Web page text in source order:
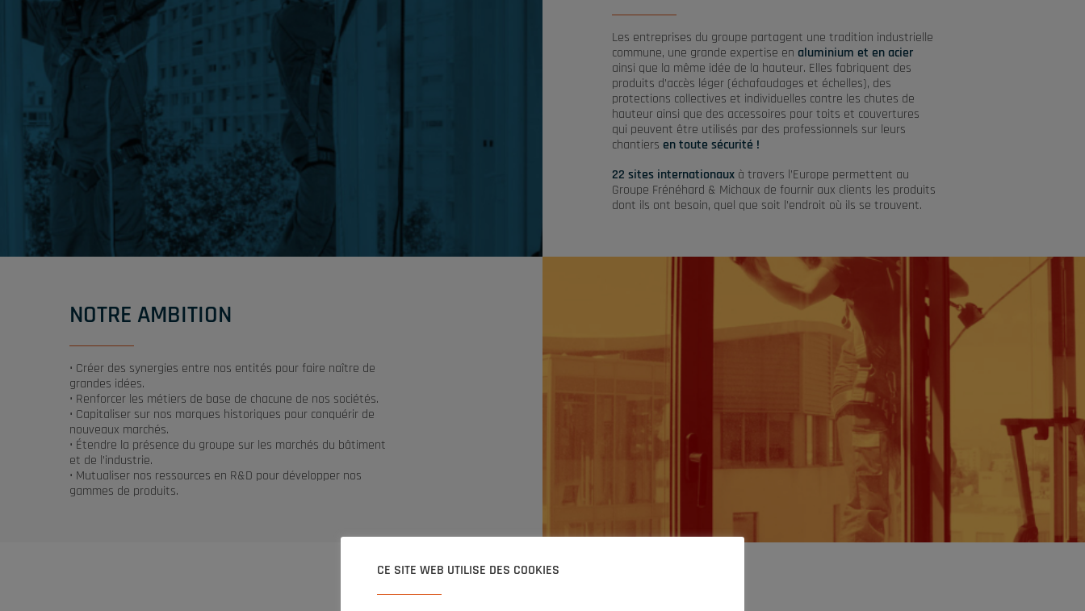
Les entreprises du groupe partagent une tradition industrielle
commune, une grande expertise en aluminium et en acier
ainsi que la même idée de la hauteur. Elles fabriquent des
produits d’accès léger (échafaudages et échelles), des
protections collectives et individuelles contre les chutes de
hauteur ainsi que des accessoires pour toits et couvertures
qui peuvent être utilisés par des professionnels sur leurs
chantiers en toute sécurité !
22 sites internationaux à travers l’Europe permettent au
Groupe Frénéhard & Michaux de fournir aux clients les produits
dont ils ont besoin, quel que soit l’endroit où ils se trouvent.
NOTRE AMBITION
• Créer des synergies entre nos entités pour faire naître de
grandes idées.
• Renforcer les métiers de base de chacune de nos sociétés.
• Capitaliser sur nos marques historiques pour conquérir de
nouveaux marchés.
• Étendre la présence du groupe sur les marchés du bâtiment
et de l’industrie.
• Mutualiser nos ressources en R&D pour développer nos
gammes de produits.
CE SITE WEB UTILISE DES COOKIES